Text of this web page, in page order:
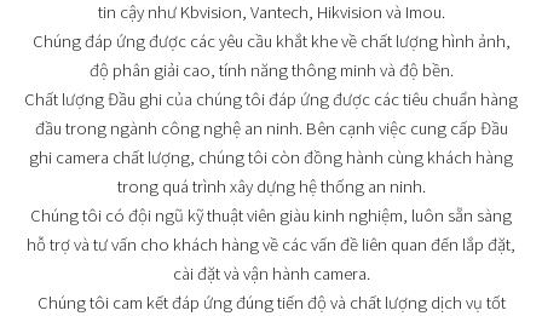
tin cậy như Kbvision, Vantech, Hikvision và Imou.
Chúng đáp ứng được các yêu cầu khắt khe về chất lượng hình ảnh,
độ phân giải cao, tính năng thông minh và độ bền.
Chất lượng Đầu ghi của chúng tôi đáp ứng được các tiêu chuẩn hàng
đầu trong ngành công nghệ an ninh. Bên cạnh việc cung cấp Đầu
ghi camera chất lượng, chúng tôi còn đồng hành cùng khách hàng
trong quá trình xây dựng hệ thống an ninh.
Chúng tôi có đội ngũ kỹ thuật viên giàu kinh nghiệm, luôn sẵn sàng
hỗ trợ và tư vấn cho khách hàng về các vấn đề liên quan đến lắp đặt,
cài đặt và vận hành camera.
Chúng tôi cam kết đáp ứng đúng tiến độ và chất lượng dịch vụ tốt